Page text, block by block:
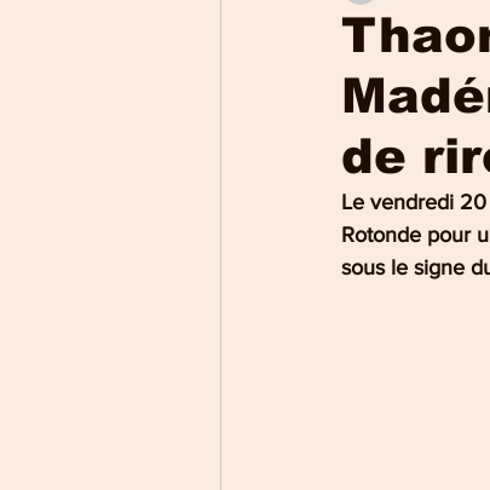
Ballons des
Charmes
de
Le vendredi
Rotonde pour
sous le signe